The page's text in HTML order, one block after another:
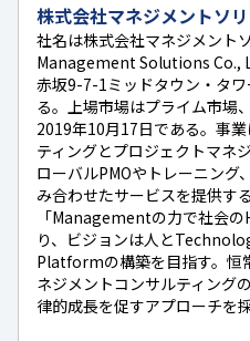
株式会社マネジメントソ
社名は株式会社マネジメント
Management Solutions Co.,
赤坂9-7-1ミッドタウン・タ
る。上場市場はプライム市場
2019年10月17日である。事
ティングとプロジェクトマネ
ローバルPMOやトレーニング
み合わせたサービスを提供す
「Managementの力で社会
り、ビジョンは人と
Platformの構築を目指す。恒
ネジメントコンサルティング
律的成長を促すアプローチを